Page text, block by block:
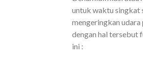
untuk waktu singkat
mengeringkan
dengan hal tersebut
ini :